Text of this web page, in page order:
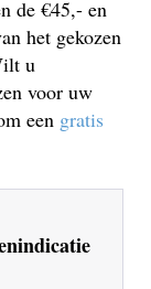
de €45,- en
het gekozen
u
voor uw
een gratis